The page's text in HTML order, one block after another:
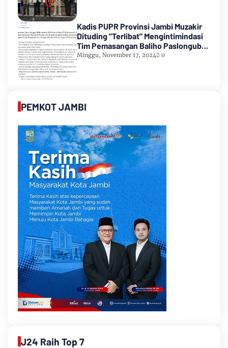
Kadis PUPR Provinsi Jambi Muzakir
Dituding "Terlibat" Mengintimindasi
Tim Pemasangan Baliho Paslongub
Romi-Sudirman
Minggu, November 17, 2024 0
PEMKOT JAMBI
J24 Raih Top 7